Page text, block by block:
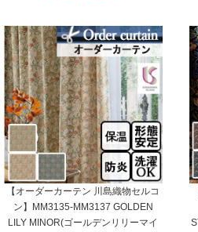
【オーダーカーテン 川島織物セルコ
ン】MM3135-MM3137 GOLDEN
LILY MINOR(ゴールデンリリーマイ